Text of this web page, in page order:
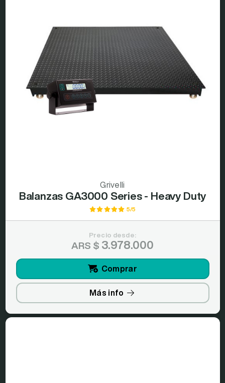
Grivelli
Balanzas GA3000 Series - Heavy Duty
5/5
Precio desde:
ARS $ 3.978.000
Comprar
Más info